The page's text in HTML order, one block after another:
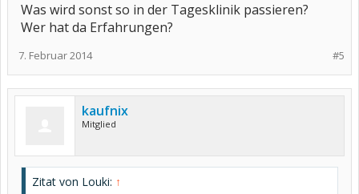
Was wird sonst so in der Tagesklinik passieren?
Wer hat da Erfahrungen?
#5
7. Februar 2014
kaufnix
Mitglied
Zitat von Louki: ↑